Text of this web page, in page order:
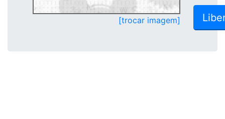
[trocar imagem]